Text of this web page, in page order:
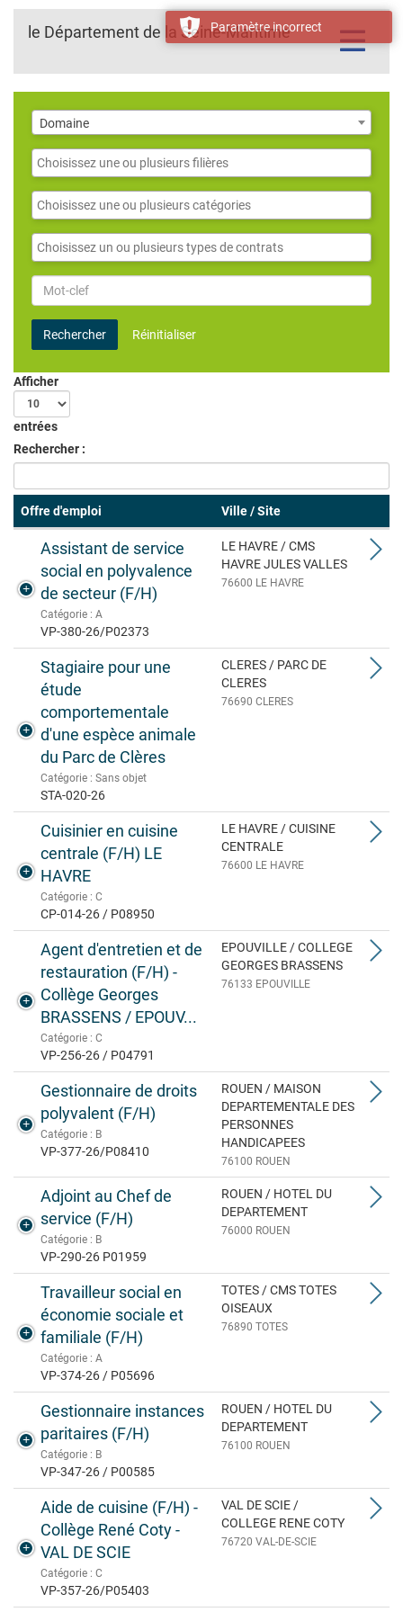
Toggle
le Département de la Seine-Maritime
Domaine
Domaine
Filières
Catégories
Contrats
Mot-
clef
Rechercher Réinitialiser
Afficher
entrées
Rechercher :
Offre d'emploi Ville / Site
Assistant de service
social en polyvalence
de secteur (F/H)
Catégorie : A
VP-380-26/P02373
LE HAVRE / CMS
HAVRE JULES VALLES
76600 LE HAVRE
Stagiaire pour une
étude
comportementale
d'une espèce animale
du Parc de Clères
Catégorie : Sans objet
STA-020-26
CLERES / PARC DE
CLERES
76690 CLERES
Cuisinier en cuisine
centrale (F/H) LE
HAVRE
Catégorie : C
CP-014-26 / P08950
LE HAVRE / CUISINE
CENTRALE
76600 LE HAVRE
Agent d'entretien et de
restauration (F/H) -
Collège Georges
BRASSENS / EPOUV...
Catégorie : C
VP-256-26 / P04791
EPOUVILLE / COLLEGE
GEORGES BRASSENS
76133 EPOUVILLE
Gestionnaire de droits
polyvalent (F/H)
Catégorie : B
VP-377-26/P08410
ROUEN / MAISON
DEPARTEMENTALE DES
PERSONNES
HANDICAPEES
76100 ROUEN
Adjoint au Chef de
service (F/H)
Catégorie : B
VP-290-26 P01959
ROUEN / HOTEL DU
DEPARTEMENT
76000 ROUEN
Travailleur social en
économie sociale et
familiale (F/H)
Catégorie : A
VP-374-26 / P05696
TOTES / CMS TOTES
OISEAUX
76890 TOTES
Gestionnaire instances
paritaires (F/H)
Catégorie : B
VP-347-26 / P00585
ROUEN / HOTEL DU
DEPARTEMENT
76100 ROUEN
Aide de cuisine (F/H) -
Collège René Coty -
VAL DE SCIE
Catégorie : C
VP-357-26/P05403
VAL DE SCIE /
COLLEGE RENE COTY
76720 VAL-DE-SCIE
Paramètre incorrect